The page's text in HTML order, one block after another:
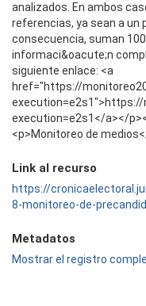
analizados. En ambos
referencias, ya sean a un
consecuencia, suman
informaci&oacute;n
siguiente enlace: <a
href="https://
execution=e2s1</a></
<p>Monitoreo de
Link al recurso
https://
8-monitoreo-de-
Metadatos
Mostrar el registro